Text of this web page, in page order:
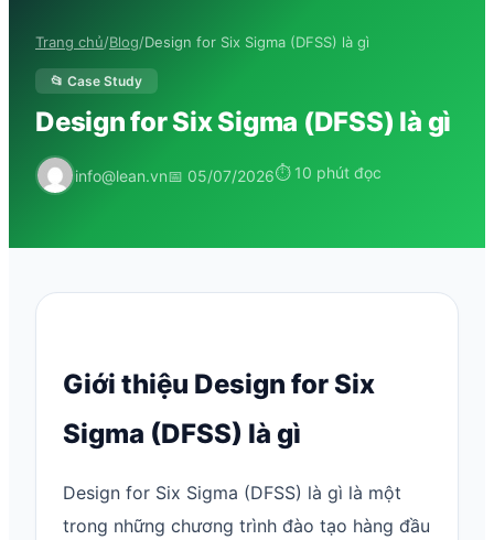
Trang chủ/Blog/Design for Six Sigma (DFSS) là gì
📂 Case Study
Design for Six Sigma (DFSS) là gì
info@lean.vn📅 05/07/2026⏱ 10 phút đọc
Giới thiệu Design for Six
Sigma (DFSS) là gì
Design for Six Sigma (DFSS) là gì là một
trong những chương trình đào tạo hàng đầu